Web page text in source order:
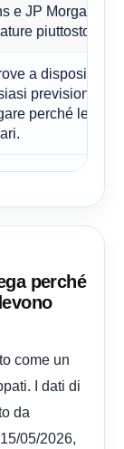
e JP Morgan
piuttosto che
a
previsione
perché le
perché
come un
I dati di
da
05/2026,